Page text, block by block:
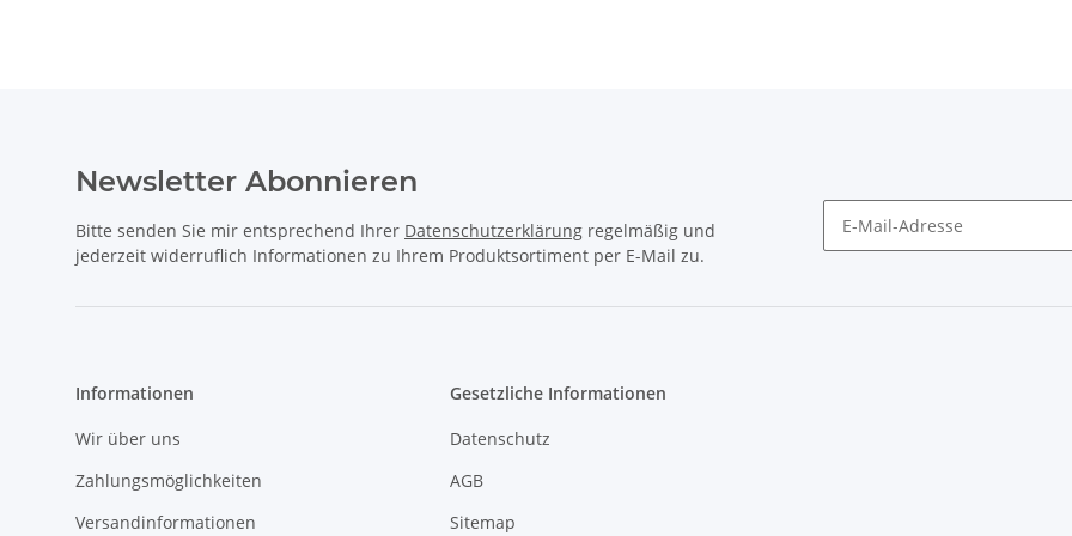
Newsletter Abonnieren
Bitte senden Sie mir entsprechend Ihrer Datenschutzerklärung regelmäßig und
jederzeit widerruflich Informationen zu Ihrem Produktsortiment per E-Mail zu.
Informationen
Wir über uns
Zahlungsmöglichkeiten
Versandinformationen
Gesetzliche Informationen
Datenschutz
AGB
Sitemap